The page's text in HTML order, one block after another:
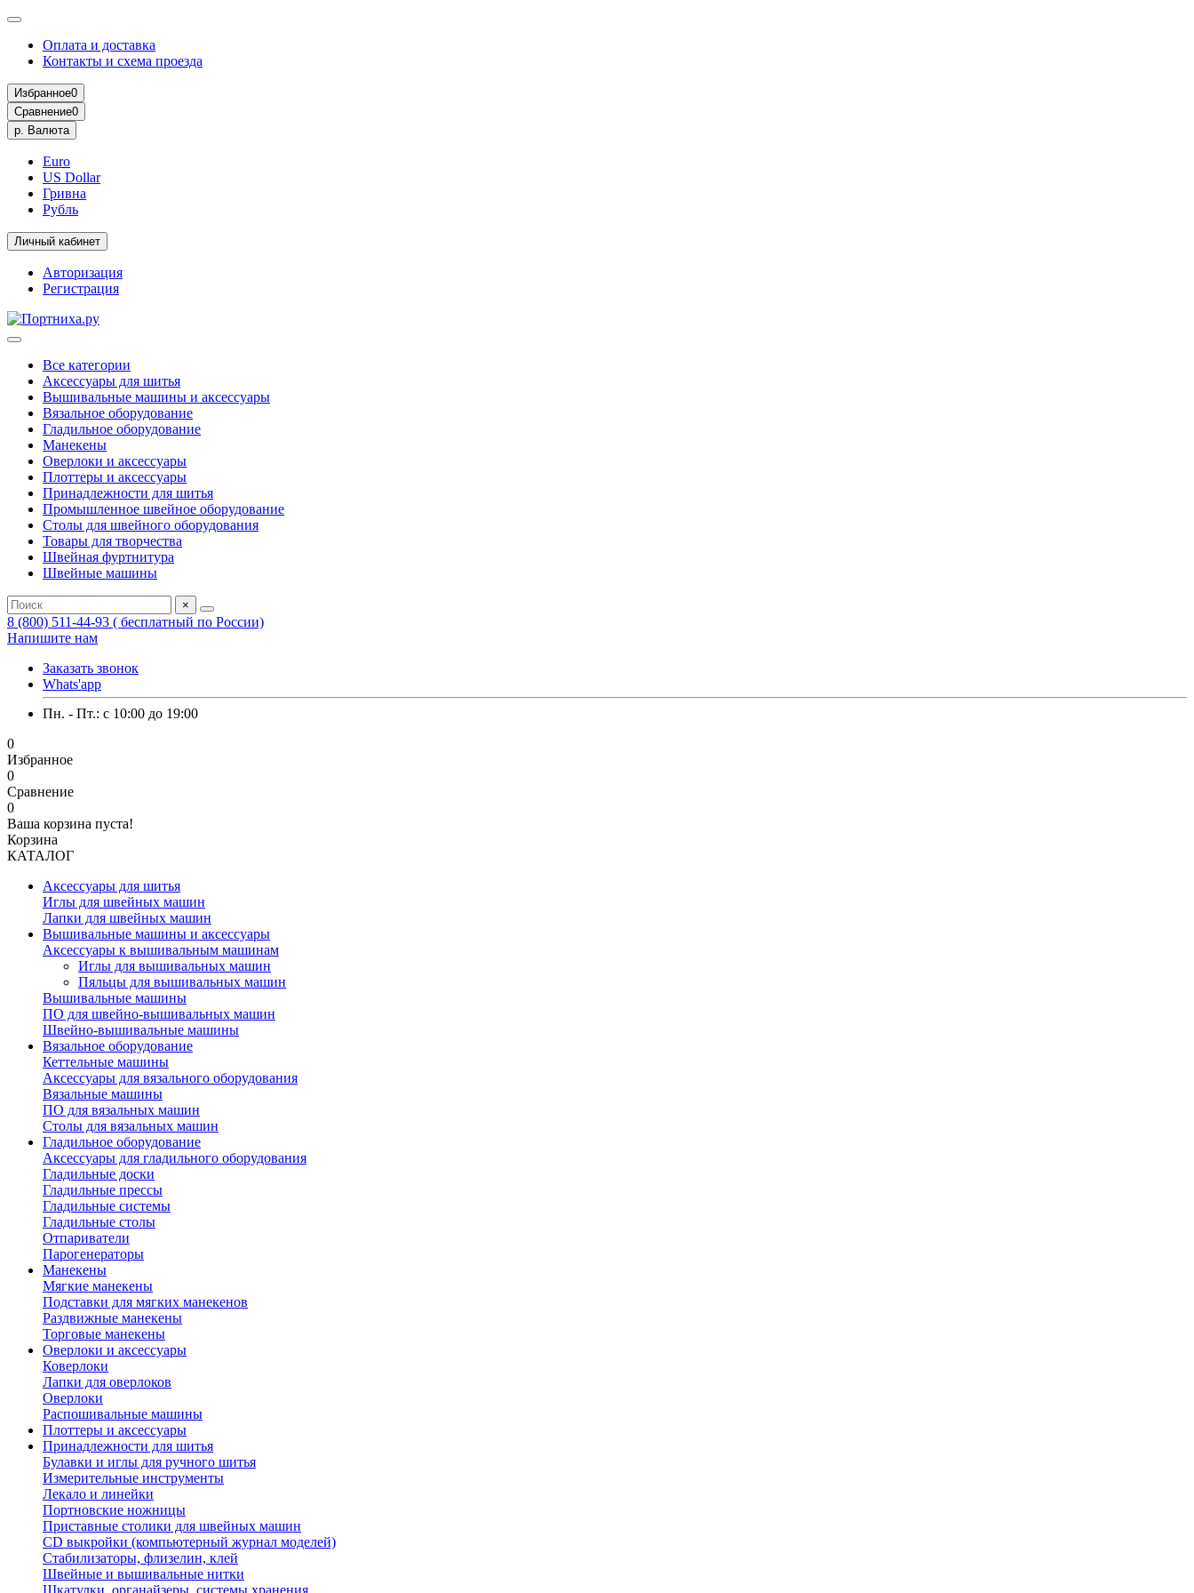
Оплата и доставка
Контакты и схема проезда
Избранное0
Сравнение0
р. Валюта
Euro
US Dollar
Гривна
Рубль
Личный кабинет
Авторизация
Регистрация
Все категории
Аксессуары для шитья
Вышивальные машины и аксессуары
Вязальное оборудование
Гладильное оборудование
Манекены
Оверлоки и аксессуары
Плоттеры и аксессуары
Принадлежности для шитья
Промышленное швейное оборудование
Столы для швейного оборудования
Товары для творчества
Швейная фуртнитура
Швейные машины
×
8 (800) 511-44-93 ( бесплатный по России)
Напишите нам
Заказать звонок
Whats'app
Пн. - Пт.: c 10:00 до 19:00
0
Избранное
0
Сравнение
0
Ваша корзина пуста!
Корзина
КАТАЛОГ
Аксессуары для шитья
Иглы для швейных машин
Лапки для швейных машин
Вышивальные машины и аксессуары
Аксессуары к вышивальным машинам
Иглы для вышивальных машин
Пяльцы для вышивальных машин
Вышивальные машины
ПО для швейно-вышивальных машин
Швейно-вышивальные машины
Вязальное оборудование
Кеттельные машины
Аксессуары для вязального оборудования
Вязальные машины
ПО для вязальных машин
Столы для вязальных машин
Гладильное оборудование
Аксессуары для гладильного оборудования
Гладильные доски
Гладильные прессы
Гладильные системы
Гладильные столы
Отпариватели
Парогенераторы
Манекены
Мягкие манекены
Подставки для мягких манекенов
Раздвижные манекены
Торговые манекены
Оверлоки и аксессуары
Коверлоки
Лапки для оверлоков
Оверлоки
Распошивальные машины
Плоттеры и аксессуары
Принадлежности для шитья
Булавки и иглы для ручного шитья
Измерительные инструменты
Лекало и линейки
Портновские ножницы
Приставные столики для швейных машин
СD выкройки (компьютерный журнал моделей)
Стабилизаторы, флизелин, клей
Швейные и вышивальные нитки
Шкатулки, органайзеры, системы хранения